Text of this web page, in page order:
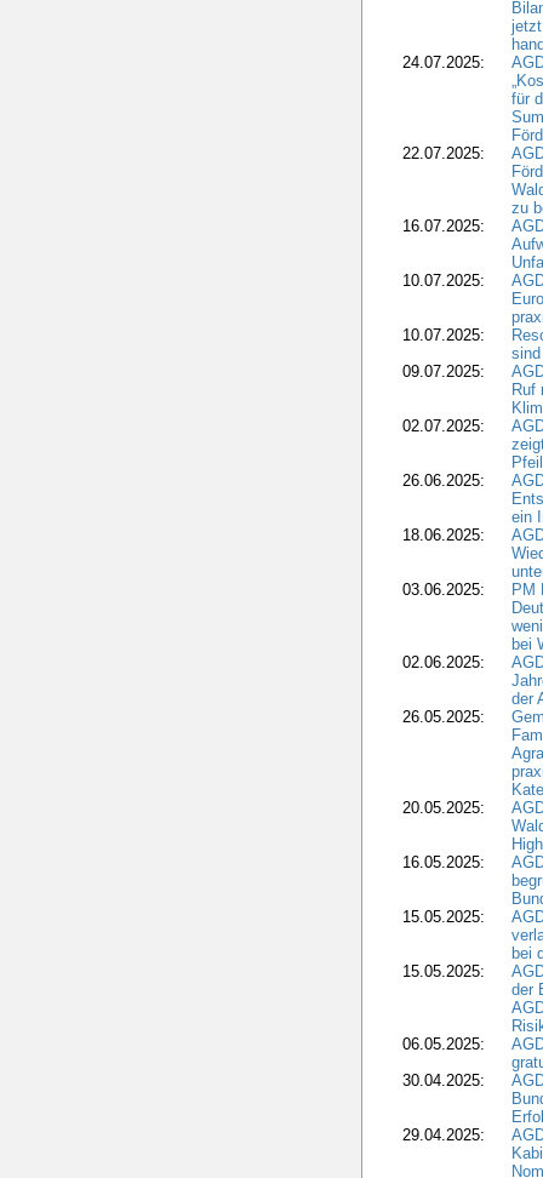
24.07.2025:
für
22.07.2025:
zu
16.07.2025:
10.07.2025:
10.07.2025:
09.07.2025:
Ruf
02.07.2025:
26.06.2025:
ein
18.06.2025:
03.06.2025:
PM
bei
02.06.2025:
der
26.05.2025:
20.05.2025:
16.05.2025:
15.05.2025:
bei
15.05.2025:
der
06.05.2025:
30.04.2025:
29.04.2025: